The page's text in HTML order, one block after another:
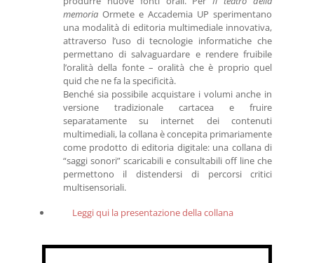
memoria Ormete e Accademia UP sperimentano
una modalità di editoria multimediale innovativa,
attraverso l’uso di tecnologie informatiche che
permettano di salvaguardare e rendere fruibile
l’oralità della fonte – oralità che è proprio quel
quid che ne fa la specificità.
Benché sia possibile acquistare i volumi anche in
versione tradizionale cartacea e fruire
separatamente su internet dei contenuti
multimediali, la collana è concepita primariamente
come prodotto di editoria digitale: una collana di
“saggi sonori” scaricabili e consultabili off line che
permettono il distendersi di percorsi critici
multisensoriali.
Leggi qui la presentazione della collana